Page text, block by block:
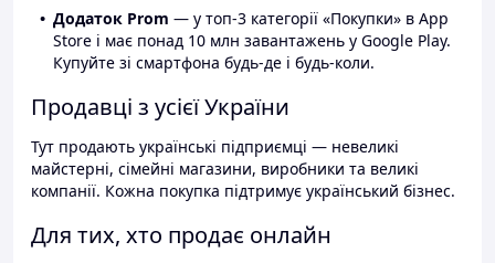
Додаток Prom — у топ-3 категорії «Покупки» в App
Store і має понад 10 млн завантажень у Google Play.
Купуйте зі смартфона будь-де і будь-коли.
Продавці з усієї України
Тут продають українські підприємці — невеликі
майстерні, сімейні магазини, виробники та великі
компанії. Кожна покупка підтримує український бізнес.
Для тих, хто продає онлайн